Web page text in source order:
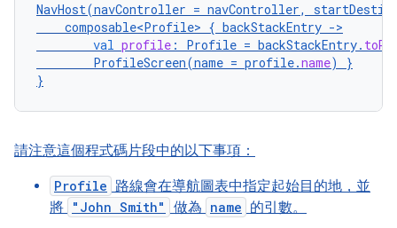
NavHost(navController = navController,
composable<Profile> { backStackEntry -
val profile : Profile = backStackEntry.
ProfileScreen(name = profile.name)
}
}
請注意這個程式碼片段中的以下事項：
Profile 路線會在導航圖表中指定起始目的地，並
將 "John Smith" 做為 name 的引數。